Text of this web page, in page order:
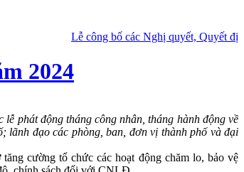
Lễ công bố các Nghị quyết, Quyết định của
2024
phát động tháng công nhân, tháng hành động về
đạo các phòng, ban, đơn vị thành phố và đại
cường tổ chức các hoạt động chăm lo, bảo vệ